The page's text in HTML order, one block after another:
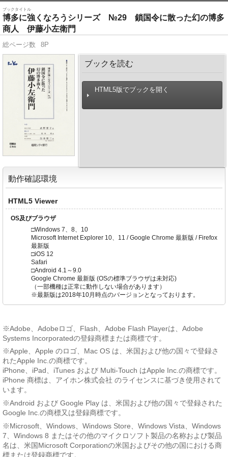
ブックタイトル
博多に強くなろうシリーズ №29 鎖国令に散った幻の博多
商人 伊藤小左衛門
総ページ数 8P
ブックを読む
HTML5版でブックを開く
動作確認環境
HTML5 Viewer
OS及びブラウザ
□Windows 7、8、10
Microsoft Internet Explorer 10、11 / Google Chrome 最新版 / Firefox
最新版
□iOS 12
Safari
□Android 4.1～9.0
Google Chrome 最新版 (OSの標準ブラウザは未対応)
（一部機種は正常に動作しない場合があります）
※最新版は2018年10月時点のバージョンとなっております。
※Adobe、Adobeロゴ、Flash、Adobe Flash Playerは、Adobe
Systems Incorporatedの登録商標または商標です。
※Apple、Apple のロゴ、Mac OS は、米国および他の国々で登録さ
れたApple Inc.の商標です。
iPhone、iPad、iTunes および Multi-Touch はApple Inc.の商標です。
iPhone 商標は、アイホン株式会社 のライセンスに基づき使用されて
います。
※Android および Google Play は、米国および他の国々で登録された
Google Inc.の商標又は登録商標です。
※Microsoft、Windows、Windows Store、Windows Vista、Windows
7、Windows 8 またはその他のマイクロソフト製品の名称および製品
名は、米国Microsoft Corporationの米国およびその他の国における商
標または登録商標です。